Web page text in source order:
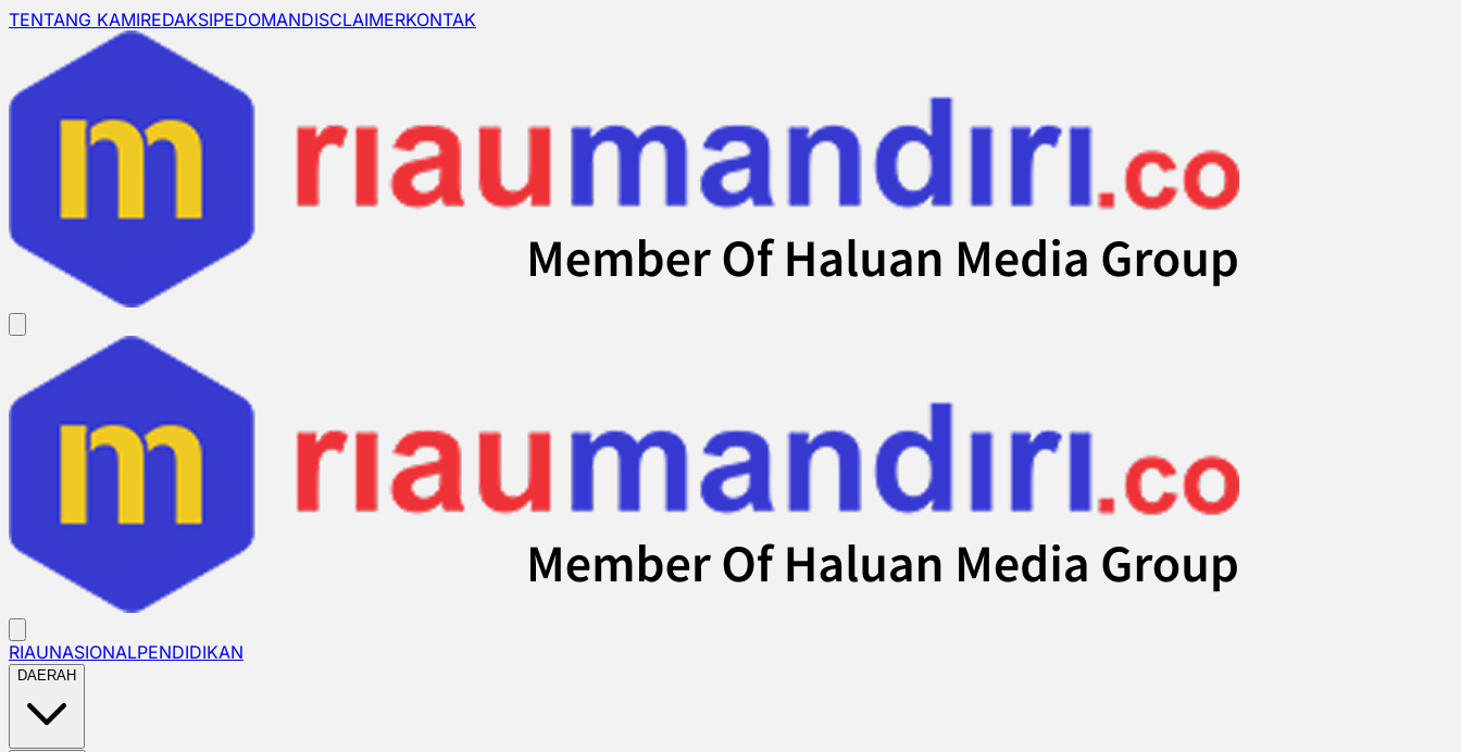
TENTANG KAMIREDAKSIPEDOMANDISCLAIMERKONTAK
RIAUNASIONALPENDIDIKAN
DAERAH